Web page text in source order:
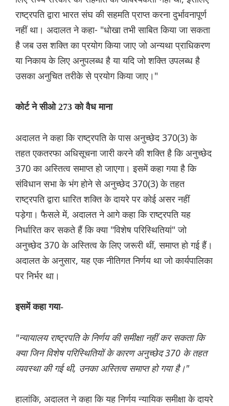
राष्ट्रपति द्वारा भारत संघ की सहमति प्राप्त करना दुर्भावनापूर्ण
नहीं था। अदालत ने कहा- "धोखा तभी साबित किया जा सकता
है जब उस शक्ति का प्रयोग किया जाए जो अन्यथा प्राधिकरण
या निकाय के लिए अनुपलब्ध है या यदि जो शक्ति उपलब्ध है
उसका अनुचित तरीके से प्रयोग किया जाए।"
कोर्ट ने सीओ 273 को वैध माना
अदालत ने कहा कि राष्ट्रपति के पास अनुच्छेद 370(3) के
तहत एकतरफा अधिसूचना जारी करने की शक्ति है कि अनुच्छेद
370 का अस्तित्व समाप्त हो जाएगा। इसमें कहा गया है कि
संविधान सभा के भंग होने से अनुच्छेद 370(3) के तहत
राष्ट्रपति द्वारा धारित शक्ति के दायरे पर कोई असर नहीं
पड़ेगा। फैसले में, अदालत ने आगे कहा कि राष्ट्रपति यह
निर्धारित कर सकते हैं कि क्या "विशेष परिस्थितियां" जो
अनुच्छेद 370 के अस्तित्व के लिए जरूरी थीं, समाप्त हो गई हैं।
अदालत के अनुसार, यह एक नीतिगत निर्णय था जो कार्यपालिका
पर निर्भर था।
इसमें कहा गया-
"न्यायालय राष्ट्रपति के निर्णय की समीक्षा नहीं कर सकता कि
क्या जिन विशेष परिस्थितियों के कारण अनुच्छेद 370 के तहत
व्यवस्था की गई थी, उनका अस्तित्व समाप्त हो गया है।"
हालांकि, अदालत ने कहा कि यह निर्णय न्यायिक समीक्षा के दायरे